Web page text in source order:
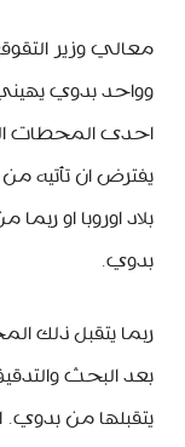
معالي وزير
وواحد بدوي
احدى المحطات
يفترض ان تأتيه
بلاد اوروبا او
بدوي.
ربما يتقبل ذلك
بعد البحث
يتقبلها من بدوي.